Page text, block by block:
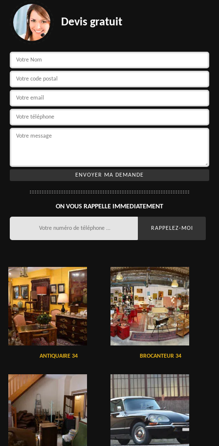
Devis gratuit
ON VOUS RAPPELLE IMMEDIATEMENT
ANTIQUAIRE 34 BROCANTEUR 34